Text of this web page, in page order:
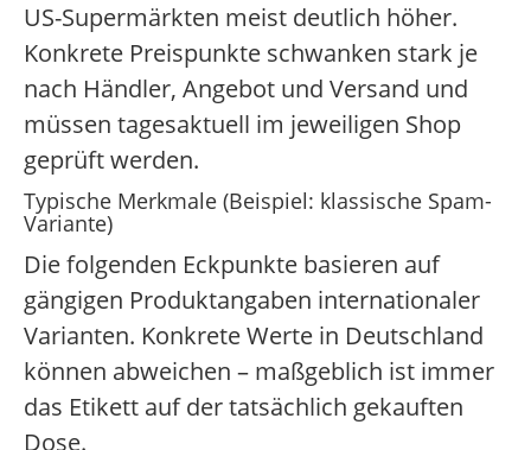
US-Supermärkten meist deutlich höher.
Konkrete Preispunkte schwanken stark je
nach Händler, Angebot und Versand und
müssen tagesaktuell im jeweiligen Shop
geprüft werden.
Typische Merkmale (Beispiel: klassische Spam-
Variante)
Die folgenden Eckpunkte basieren auf
gängigen Produktangaben internationaler
Varianten. Konkrete Werte in Deutschland
können abweichen – maßgeblich ist immer
das Etikett auf der tatsächlich gekauften
Dose.